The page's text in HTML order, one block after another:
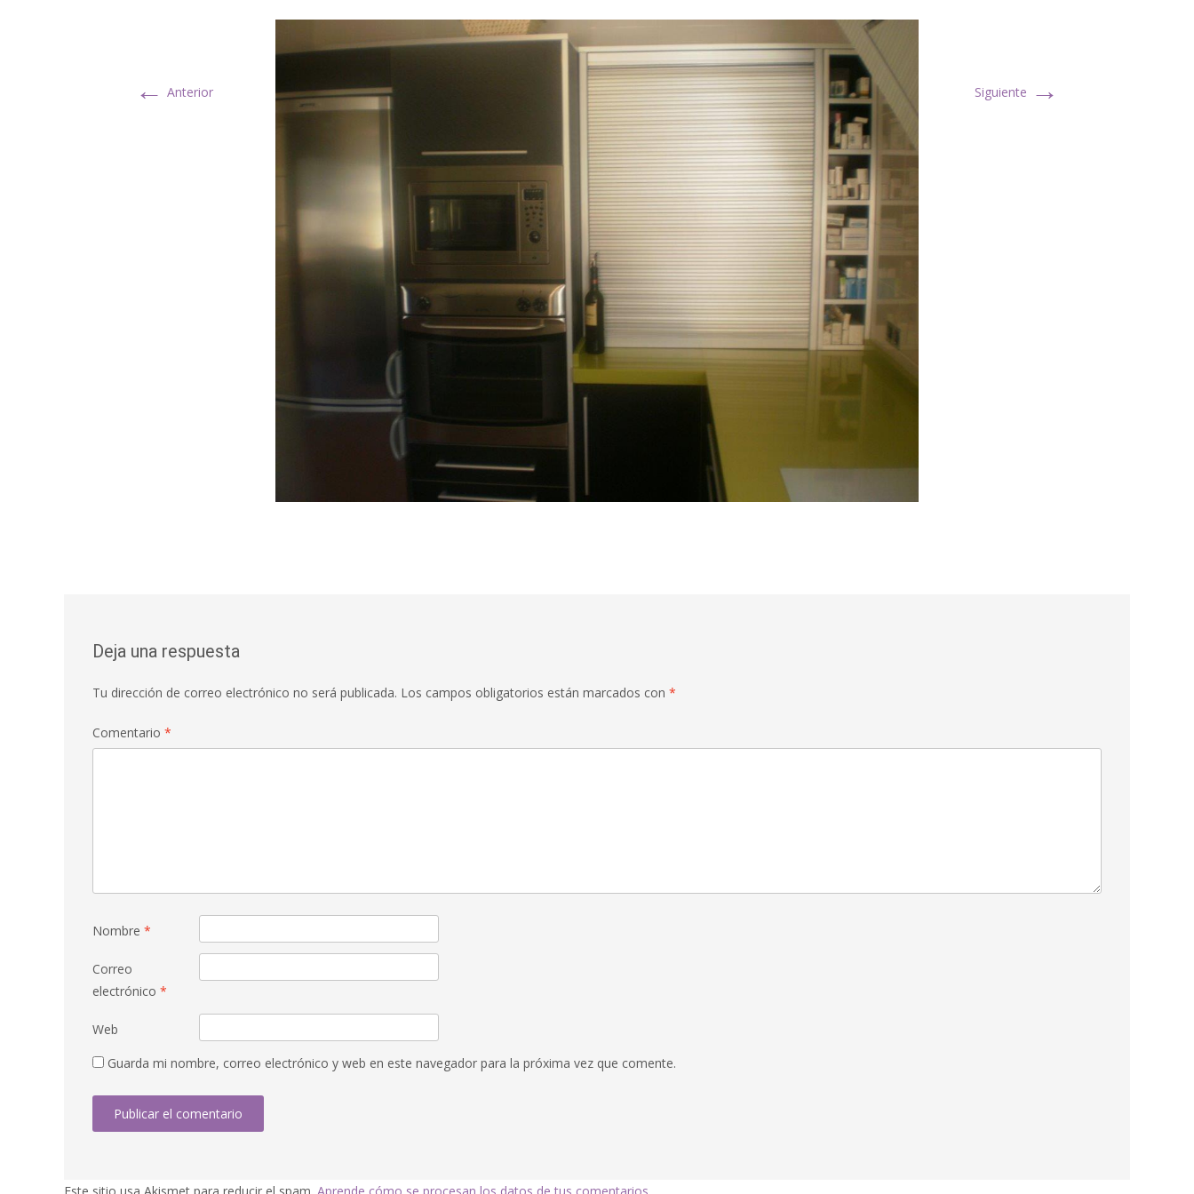
← Anterior Siguiente →
Deja una respuesta
Tu dirección de correo electrónico no será publicada. Los campos obligatorios están marcados con *
Comentario *
Nombre *
Correo
electrónico *
Web
Guarda mi nombre, correo electrónico y web en este navegador para la próxima vez que comente.